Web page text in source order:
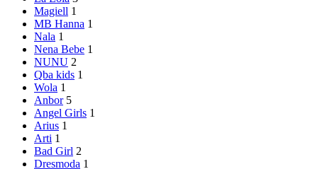
Magiell 1
MB Hanna 1
Nala 1
Nena Bebe 1
NUNU 2
Qba kids 1
Wola 1
Anbor 5
Angel Girls 1
Arius 1
Arti 1
Bad Girl 2
Dresmoda 1